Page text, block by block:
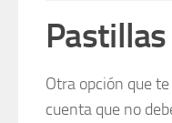
Otra opción que
cuenta que no